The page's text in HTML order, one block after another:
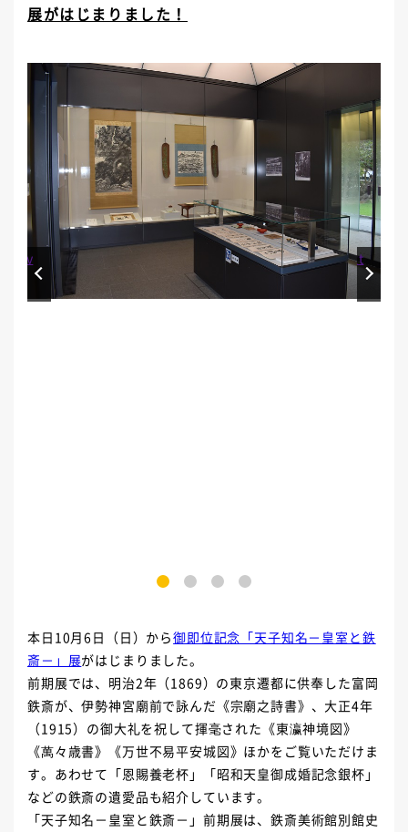
展がはじまりました！
3 4
Prev Next
本日10月6日（日）から御即位記念「天子知名－皇室と鉄
斎－」展がはじまりました。
前期展では、明治2年（1869）の東京遷都に供奉した富岡
鉄斎が、伊勢神宮廟前で詠んだ《宗廟之詩書》、大正4年
（1915）の御大礼を祝して揮毫された《東瀛神境図》
《萬々歳書》《万世不易平安城図》ほかをご覧いただけま
す。あわせて「恩賜養老杯」「昭和天皇御成婚記念銀杯」
などの鉄斎の遺愛品も紹介しています。
「天子知名－皇室と鉄斎－」前期展は、鉄斎美術館別館史